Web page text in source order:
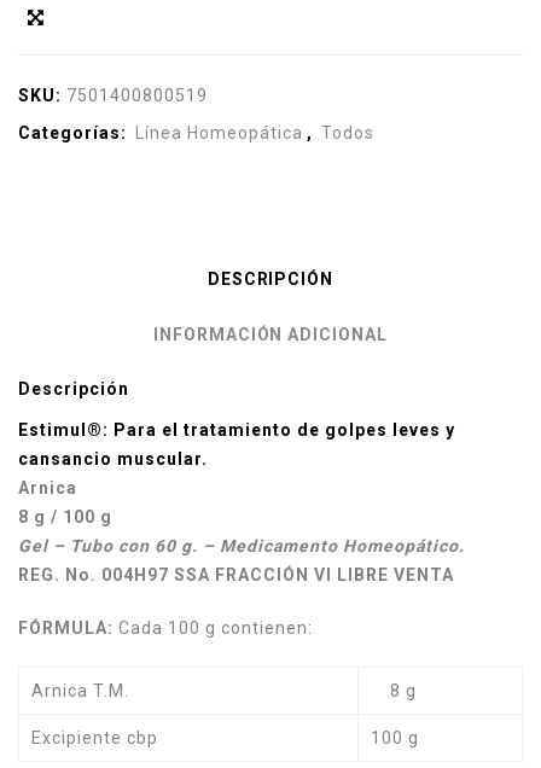
SKU: 7501400800519
Categorías:
Línea Homeopática , Todos
DESCRIPCIÓN
INFORMACIÓN ADICIONAL
Descripción
Estimul®: Para el tratamiento de golpes leves y
cansancio muscular.
Arnica
8 g / 100 g
Gel – Tubo con 60 g. – Medicamento Homeopático.
REG. No. 004H97 SSA FRACCIÓN VI LIBRE VENTA
FÓRMULA: Cada 100 g contienen:
Arnica T.M. 8 g
Excipiente cbp 100 g